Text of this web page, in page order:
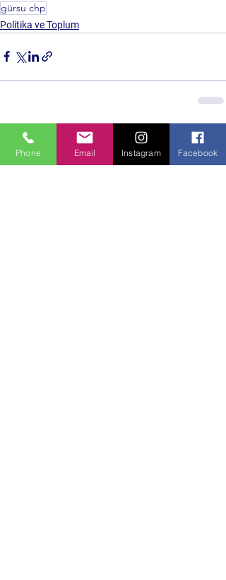
gürsu chp
Politika ve Toplum
Son Yazılar Hepsini Gör
Phone Email Instagram Facebook